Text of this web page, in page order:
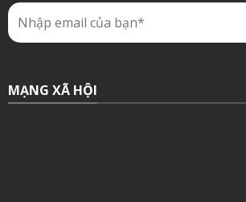
MẠNG XÃ HỘI